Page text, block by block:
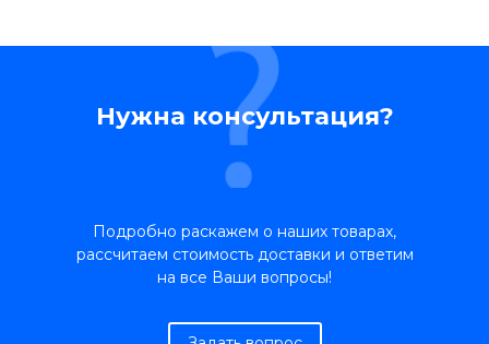
Нужна консультация?
Подробно раскажем о наших товарах,
рассчитаем стоимость доставки и ответим
на все Ваши вопросы!